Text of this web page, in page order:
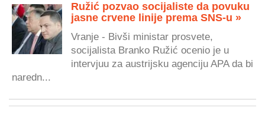
Ružić pozvao socijaliste da povuku
jasne crvene linije prema SNS-u »
Vranje - Bivši ministar prosvete,
socijalista Branko Ružić ocenio je u
intervjuu za austrijsku agenciju APA da bi
naredn...